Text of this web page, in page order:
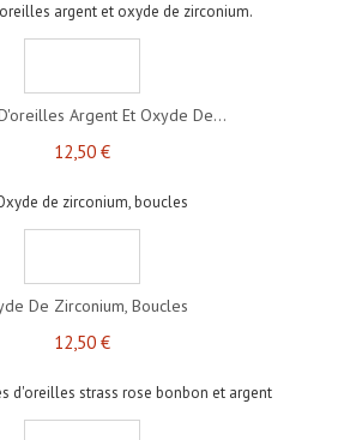
Argent Et Oxyde De...
12,50 €
De Zirconium, Boucles
12,50 €